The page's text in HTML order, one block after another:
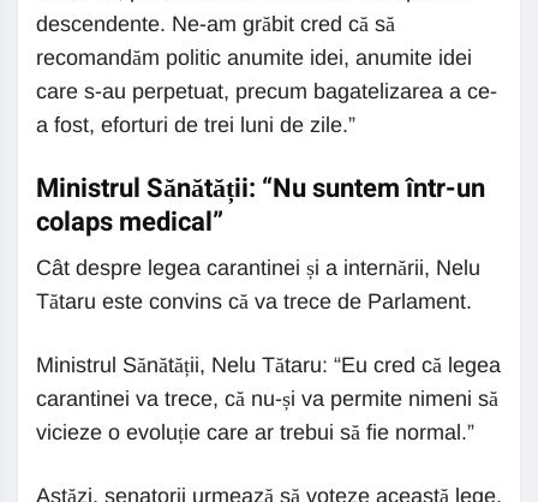
descendente. Ne-am grăbit cred că să
recomandăm politic anumite idei, anumite idei
care s-au perpetuat, precum bagatelizarea a ce-
a fost, eforturi de trei luni de zile.”
Ministrul Sănătății: “Nu suntem într-un
colaps medical”
Cât despre legea carantinei și a internării, Nelu
Tătaru este convins că va trece de Parlament.
Ministrul Sănătății, Nelu Tătaru: “Eu cred că legea
carantinei va trece, că nu-și va permite nimeni să
vicieze o evoluție care ar trebui să fie normal.”
Astăzi, senatorii urmează să voteze această lege.